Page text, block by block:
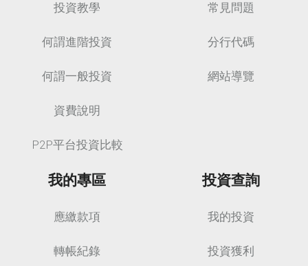
投資教學
何謂進階投資
何謂一般投資
資費說明
P2P平台投資比較
常見問題
分行代碼
網站導覽
我的專區
應繳款項
轉帳紀錄
投資查詢
我的投資
投資獲利